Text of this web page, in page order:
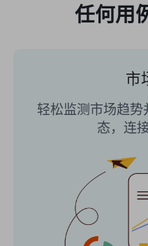
任何用
市
轻松监测市场趋
态，连